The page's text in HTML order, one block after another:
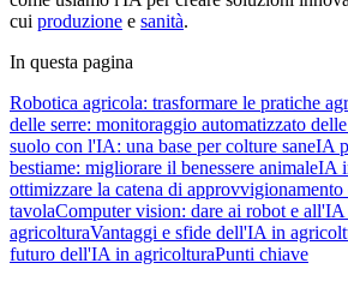
cui produzione e sanità.
In questa pagina
Robotica agricola: trasformare le pratiche
delle serre: monitoraggio automatizzato
suolo con l'IA: una base per colture saneIA
bestiame: migliorare il benessere animaleIA
ottimizzare la catena di approvvigionamento
tavolaComputer vision: dare ai robot e
agricolturaVantaggi e sfide dell'IA in
futuro dell'IA in agricolturaPunti chiave